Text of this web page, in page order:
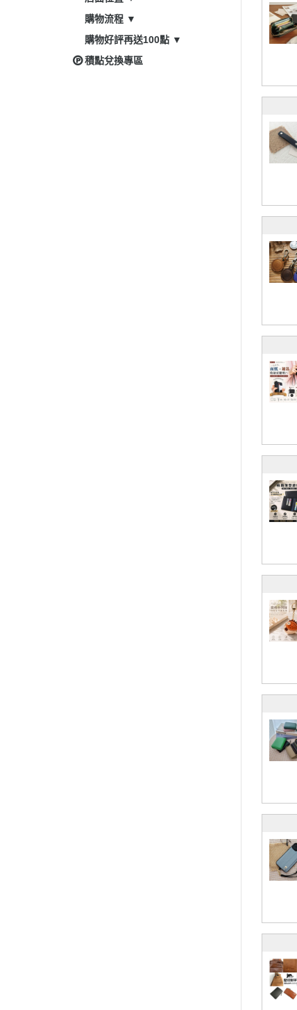
購物流程 ▼
購物好評再送100點 ▼
積點兌換專區